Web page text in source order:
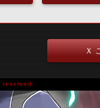
Ｘ